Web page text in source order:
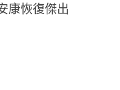
康恢復傑出